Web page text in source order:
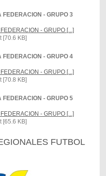
- GRUPO 3
- GRUPO [...]
[70.6 KB]
- GRUPO 4
- GRUPO [...]
[70.8 KB]
- GRUPO 5
- GRUPO [...]
[65.6 KB]
FUTBOL